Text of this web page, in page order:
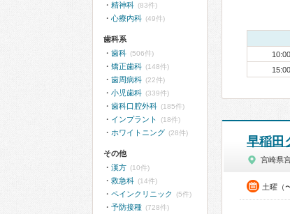
早稲田
宮崎県
土曜（
精神科 (83件)
心療内科 (49件)
歯科系
歯科 (506件)
矯正歯科 (148件)
歯周病科 (22件)
小児歯科 (339件)
歯科口腔外科 (185件)
インプラント (18件)
ホワイトニング (28件)
その他
漢方 (10件)
救急科 (14件)
ペインクリニック (5件)
予防接種 (728件)